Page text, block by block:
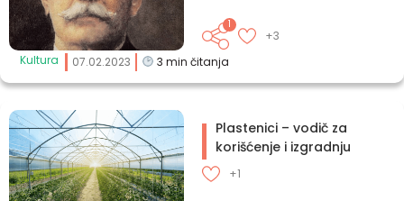
Kultura 07.02.2023 3 min čitanja
1
+3
Plastenici – vodič za
korišćenje i izgradnju
+1